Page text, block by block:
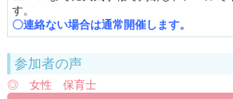
す。
〇連絡ない場合は通常開催します。
参加者の声
◎ 女性 保育士